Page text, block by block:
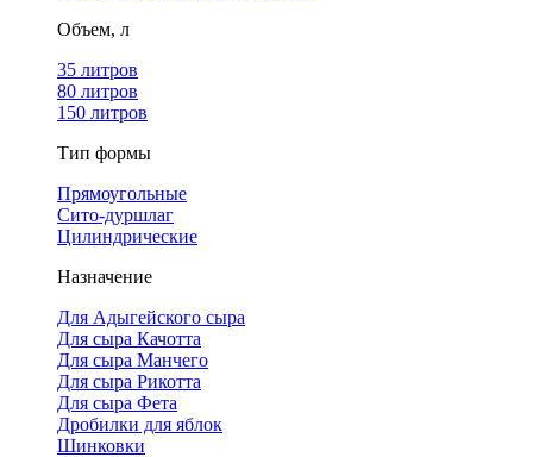
Объем, л
35 литров
80 литров
150 литров
Тип формы
Прямоугольные
Сито-дуршлаг
Цилиндрические
Назначение
Для Адыгейского сыра
Для сыра Качотта
Для сыра Манчего
Для сыра Рикотта
Для сыра Фета
Дробилки для яблок
Шинковки